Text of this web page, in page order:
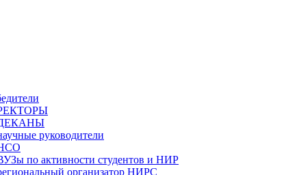
РЕКТОРЫ
ДЕКАНЫ
руководители
по активности студентов и НИР
организатор НИРС